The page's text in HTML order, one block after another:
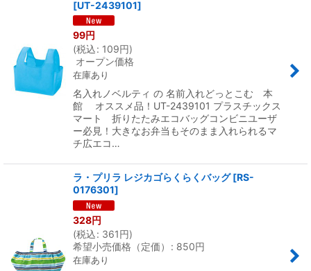
[UT-2439101]
99円
(税込: 109円)
オープン価格
在庫あり
名入れノベルティ の 名前入れどっとこむ 本
館 オススメ品！UT-2439101 プラスチックス
マート 折りたたみエコバッグコンビニユーザ
ー必見！大きなお弁当もそのまま入れられるマ
チ広エコ…
ラ・プリラ レジカゴらくらくバッグ [RS-
0176301]
328円
(税込: 361円)
希望小売価格（定価）
: 850円
在庫あり